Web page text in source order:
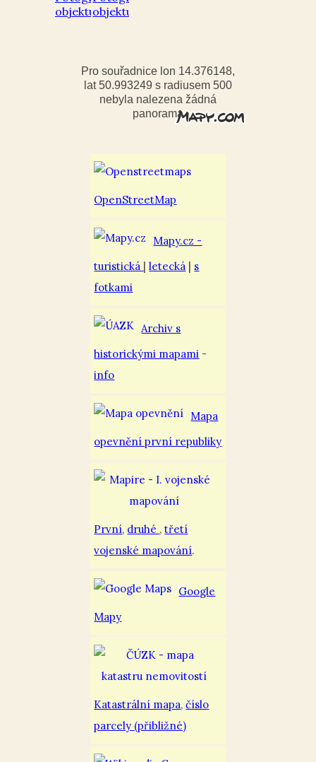
Pro souřadnice lon 14.376148,
lat 50.993249 s radiusem 500
nebyla nalezena žádná
panorama
OpenStreetMap
Mapy.cz -
turistická |letecká | s
fotkami
Archiv s
historickými mapami -
info
Mapa
opevnění první republiky
První, druhé ,třetí
vojenské mapování.
Google
Mapy
Katastrální mapa,číslo
parcely (přibližné)